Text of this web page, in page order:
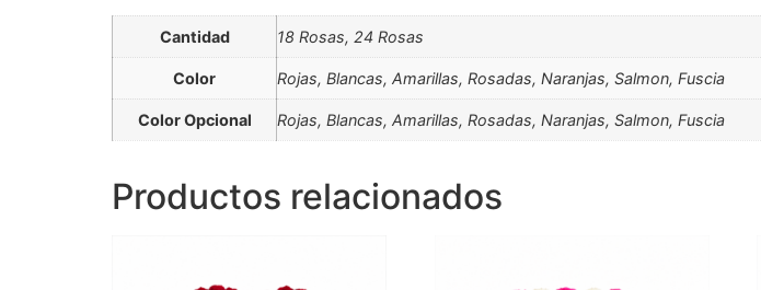
Cantidad 18 Rosas, 24 Rosas
Color Rojas, Blancas, Amarillas, Rosadas, Naranjas, Salmon, Fuscia
Color Opcional Rojas, Blancas, Amarillas, Rosadas, Naranjas, Salmon, Fuscia
Productos relacionados